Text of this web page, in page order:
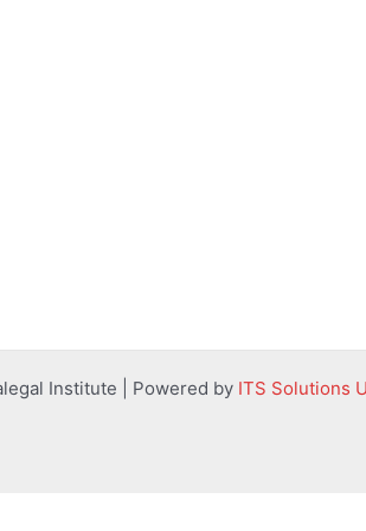
Institute | Powered by ITS Solutions